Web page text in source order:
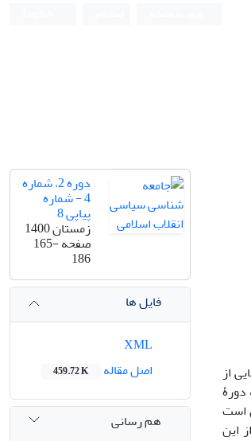
از
است
این
دوره 2، شماره
4 - شماره
پیاپی 8
زمستان 1400
صفحه165-
186
فایل ها
اصل مقاله
459.72 K
هم رسانی